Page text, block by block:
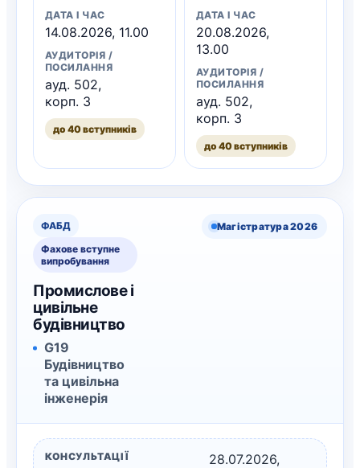
ДАТА І ЧАС
14.08.2026, 11.00
АУДИТОРІЯ /
ПОСИЛАННЯ
ауд. 502,
корп. 3
до 40 вступників
ДАТА І ЧАС
20.08.2026,
13.00
АУДИТОРІЯ /
ПОСИЛАННЯ
ауд. 502,
корп. 3
до 40 вступників
ФАБД
Фахове вступне
випробування
Промислове і
цивільне
будівництво
G19
Будівництво
та цивільна
інженерія
Магістратура 2026
КОНСУЛЬТАЦІЇ
28.07.2026,